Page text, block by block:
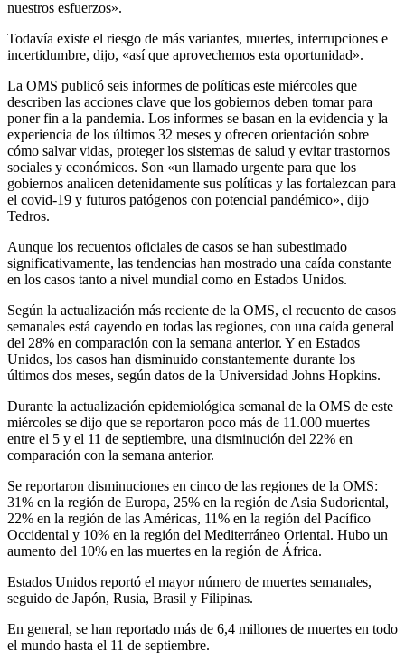
nuestros esfuerzos».
Todavía existe el riesgo de más variantes, muertes, interrupciones e
incertidumbre, dijo, «así que aprovechemos esta oportunidad».
La OMS publicó seis informes de políticas este miércoles que
describen las acciones clave que los gobiernos deben tomar para
poner fin a la pandemia. Los informes se basan en la evidencia y la
experiencia de los últimos 32 meses y ofrecen orientación sobre
cómo salvar vidas, proteger los sistemas de salud y evitar trastornos
sociales y económicos. Son «un llamado urgente para que los
gobiernos analicen detenidamente sus políticas y las fortalezcan para
el covid-19 y futuros patógenos con potencial pandémico», dijo
Tedros.
Aunque los recuentos oficiales de casos se han subestimado
significativamente, las tendencias han mostrado una caída constante
en los casos tanto a nivel mundial como en Estados Unidos.
Según la actualización más reciente de la OMS, el recuento de casos
semanales está cayendo en todas las regiones, con una caída general
del 28% en comparación con la semana anterior. Y en Estados
Unidos, los casos han disminuido constantemente durante los
últimos dos meses, según datos de la Universidad Johns Hopkins.
Durante la actualización epidemiológica semanal de la OMS de este
miércoles se dijo que se reportaron poco más de 11.000 muertes
entre el 5 y el 11 de septiembre, una disminución del 22% en
comparación con la semana anterior.
Se reportaron disminuciones en cinco de las regiones de la OMS:
31% en la región de Europa, 25% en la región de Asia Sudoriental,
22% en la región de las Américas, 11% en la región del Pacífico
Occidental y 10% en la región del Mediterráneo Oriental. Hubo un
aumento del 10% en las muertes en la región de África.
Estados Unidos reportó el mayor número de muertes semanales,
seguido de Japón, Rusia, Brasil y Filipinas.
En general, se han reportado más de 6,4 millones de muertes en todo
el mundo hasta el 11 de septiembre.